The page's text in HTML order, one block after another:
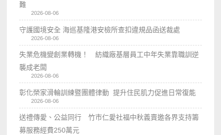
難
2026-08-06
守護國境安全 海巡基隆港安檢所查扣違規品函送裁處
2026-08-06
失業危機變創業轉機！ 紡織廠基層員工中年失業靠職訓逆
襲成老闆
2026-08-06
彰化榮家滑輪訓練暨團體律動 提升住民肌力促進日常復能
2026-08-06
送禮傳愛、公益同行 竹市仁愛社福中秋義賣邀各界支持籌
募服務經費250萬元